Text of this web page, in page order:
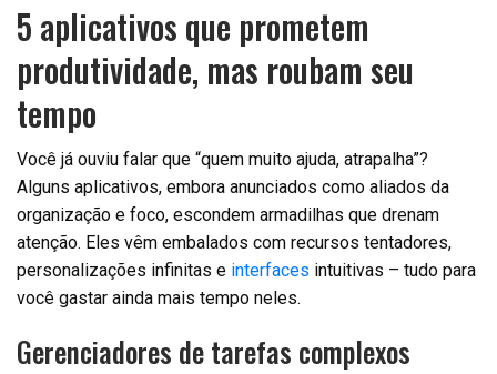
5 aplicativos que prometem
produtividade, mas roubam seu
tempo
Você já ouviu falar que “quem muito ajuda, atrapalha”?
Alguns aplicativos, embora anunciados como aliados da
organização e foco, escondem armadilhas que drenam
atenção. Eles vêm embalados com recursos tentadores,
personalizações infinitas e interfaces intuitivas – tudo para
você gastar ainda mais tempo neles.
Gerenciadores de tarefas complexos